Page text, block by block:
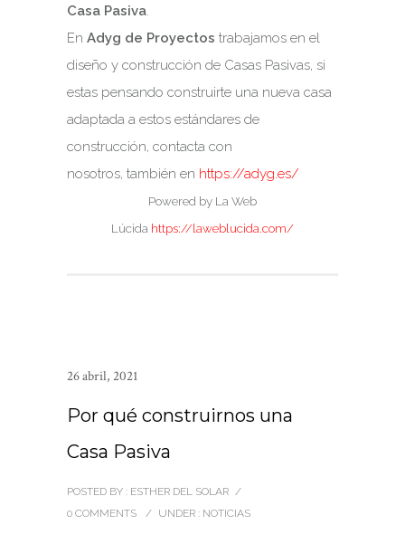
Casa Pasiva.
En Adyg de Proyectos trabajamos en el
diseño y construcción de Casas Pasivas, si
estas pensando construirte una nueva casa
adaptada a estos estándares de
construcción, contacta con
nosotros, también en https://adyg.es/
Powered by La Web
Lúcida https://laweblucida.com/
26 abril, 2021
Por qué construirnos una
Casa Pasiva
POSTED BY : ESTHER DEL SOLAR /
0 COMMENTS
/ UNDER : NOTICIAS